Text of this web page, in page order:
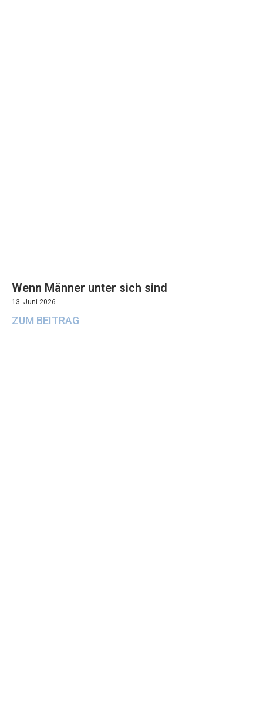
Wenn Männer unter sich sind
13. Juni 2026
ZUM BEITRAG